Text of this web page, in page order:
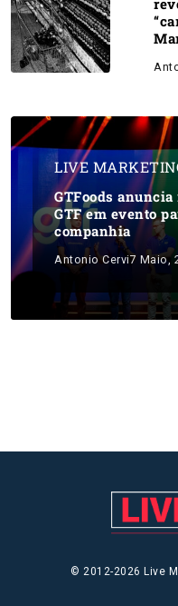
LIVE
GTFoods
GTF em evento
companhia
Antonio Cervi7 Maio,
© 2012-2026 Live